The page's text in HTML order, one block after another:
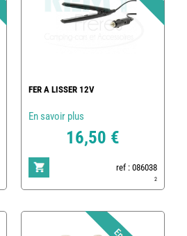
FER A LISSER 12V
En savoir plus
16,50 €
ref : 086038
2